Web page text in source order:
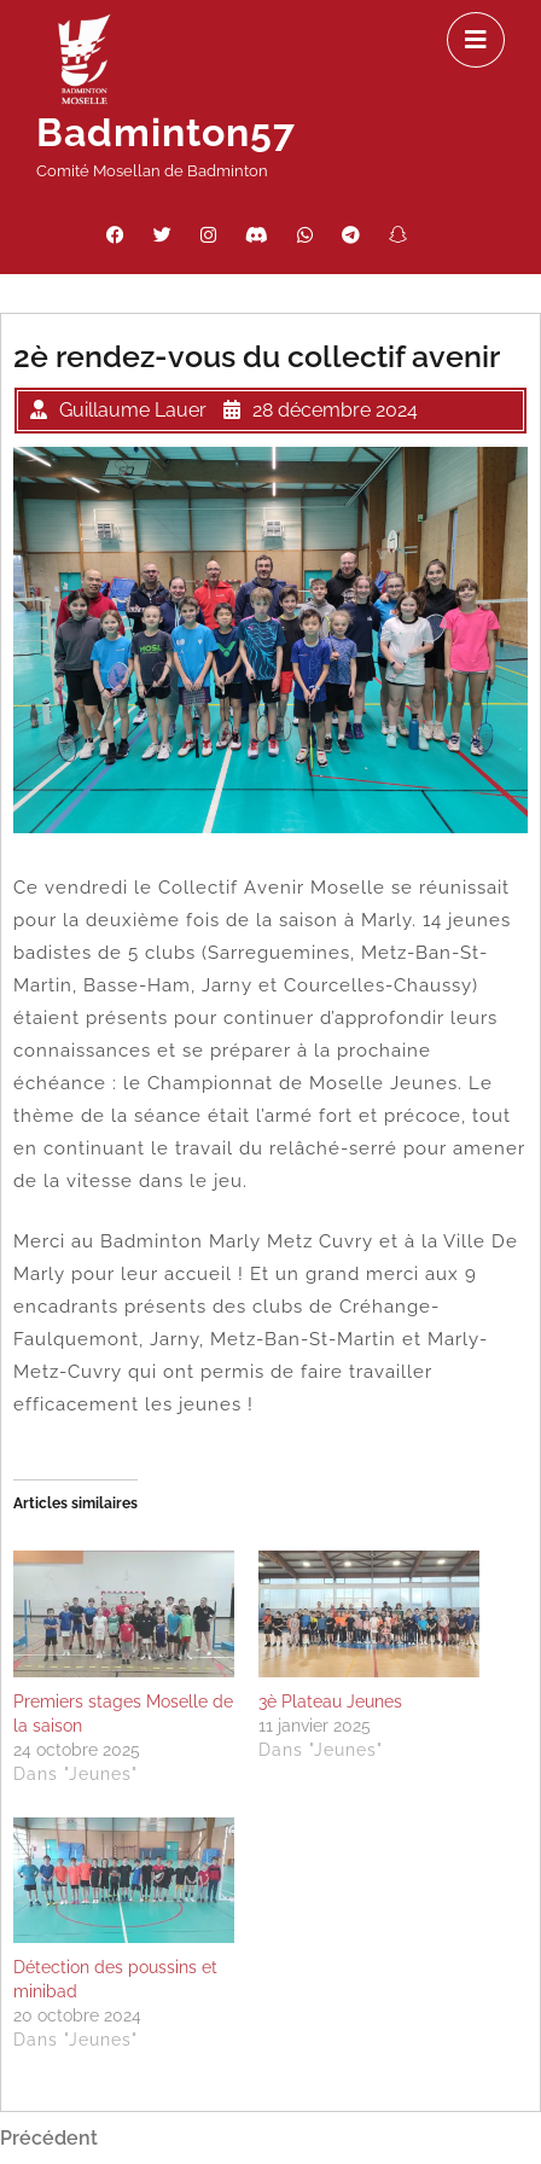
contenu
Badminton57
Comité Mosellan de Badminton
Facebook
Twitter InstagramDiscordWhatsAppTelegram
2è rendez-vous du collectif avenir
Guillaume Lauer 28 décembre 2024
Ce vendredi le Collectif Avenir Moselle se réunissait
pour la deuxième fois de la saison à Marly. 14 jeunes
badistes de 5 clubs (Sarreguemines, Metz-Ban-St-
Martin, Basse-Ham, Jarny et Courcelles-Chaussy)
étaient présents pour continuer d’approfondir leurs
connaissances et se préparer à la prochaine
échéance : le Championnat de Moselle Jeunes. Le
thème de la séance était l’armé fort et précoce, tout
en continuant le travail du relâché-serré pour amener
de la vitesse dans le jeu.
Merci au Badminton Marly Metz Cuvry et à la Ville De
Marly pour leur accueil ! Et un grand merci aux 9
encadrants présents des clubs de Créhange-
Faulquemont, Jarny, Metz-Ban-St-Martin et Marly-
Metz-Cuvry qui ont permis de faire travailler
efficacement les jeunes !
Articles similaires
Premiers stages Moselle de
la saison
24 octobre 2025
Dans "Jeunes"
3è Plateau Jeunes
11 janvier 2025
Dans "Jeunes"
Détection des poussins et
minibad
20 octobre 2024
Dans "Jeunes"
Navigation
Article
Précédent